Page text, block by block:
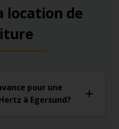
location de
pour une
à Egersund?